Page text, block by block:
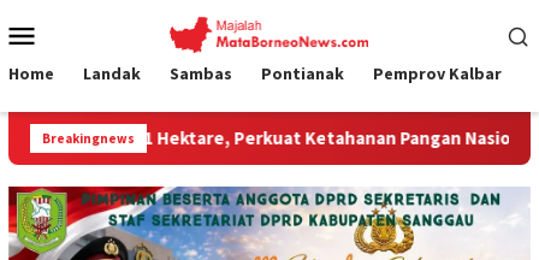
ke
Mobile
Home Landak Sambas Pontianak Pemprov Kalbar
Breakingnews
Perkuat Ketahanan Pangan Nasional.” Jembatan